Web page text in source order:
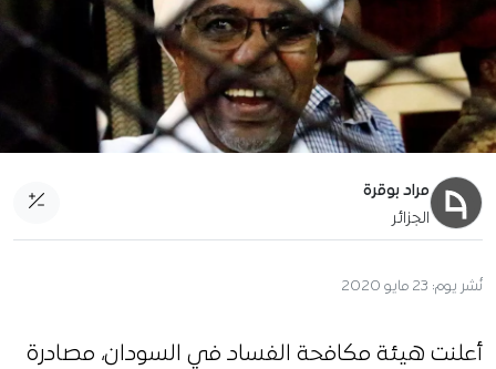
مراد بوقرة
الجزائر
نُشر يوم: 23 مايو 2020
أعلنت هيئة مكافحة الفساد في السودان، مصادرة